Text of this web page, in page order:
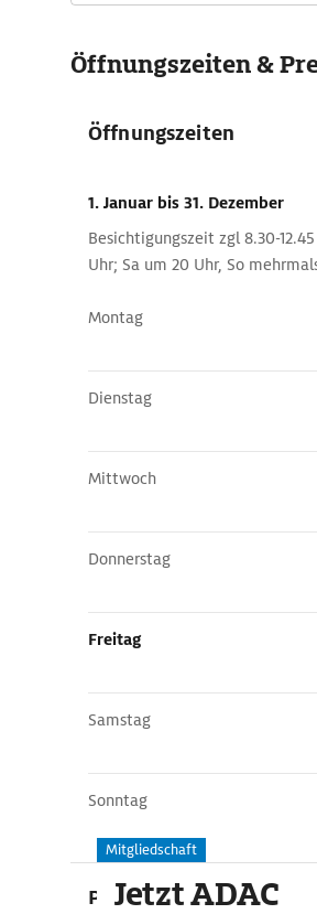
Öffnungszeiten &
Öffnungszeiten
1. Januar bis 31. Dezember
Besichtigungszeit zgl 8.30-
Uhr; Sa um 20 Uhr, So
Montag
Dienstag
Mittwoch
Donnerstag
Freitag
Samstag
Sonntag
Preise
Mitgliedschaft
Jetzt ADAC